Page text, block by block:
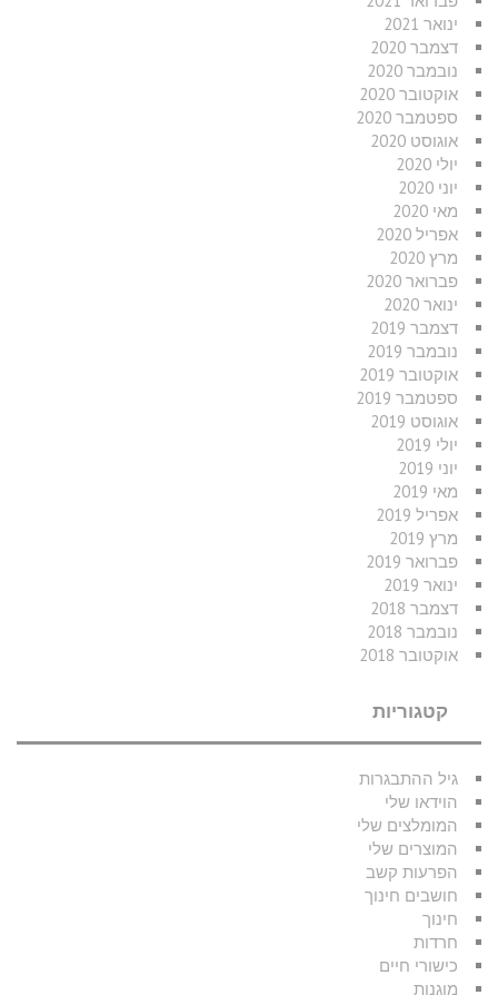
ינואר 2021
דצמבר 2020
נובמבר 2020
אוקטובר 2020
ספטמבר 2020
אוגוסט 2020
יולי 2020
יוני 2020
מאי 2020
אפריל 2020
מרץ 2020
פברואר 2020
ינואר 2020
דצמבר 2019
נובמבר 2019
אוקטובר 2019
ספטמבר 2019
אוגוסט 2019
יולי 2019
יוני 2019
מאי 2019
אפריל 2019
מרץ 2019
פברואר 2019
ינואר 2019
דצמבר 2018
נובמבר 2018
אוקטובר 2018
קטגוריות
גיל ההתבגרות
הוידאו שלי
המומלצים שלי
המוצרים שלי
הפרעות קשב
חושבים חינוך
חינוך
חרדות
כישורי חיים
מוגנות